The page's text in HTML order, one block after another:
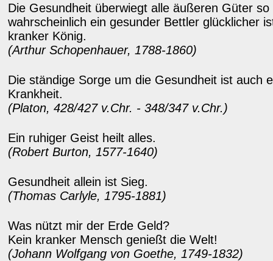
Die Gesundheit überwiegt alle äußeren Güter
wahrscheinlich ein gesunder Bettler glücklicher
kranker König.
(Arthur Schopenhauer, 1788-1860)
Die ständige Sorge um die Gesundheit ist auch
Krankheit.
(Platon, 428/427 v.Chr. - 348/347 v.Chr.)
Ein ruhiger Geist heilt alles.
(Robert Burton, 1577-1640)
Gesundheit allein ist Sieg.
(Thomas Carlyle, 1795-1881)
Was nützt mir der Erde Geld?
Kein kranker Mensch genießt die Welt!
(Johann Wolfgang von Goethe, 1749-1832)